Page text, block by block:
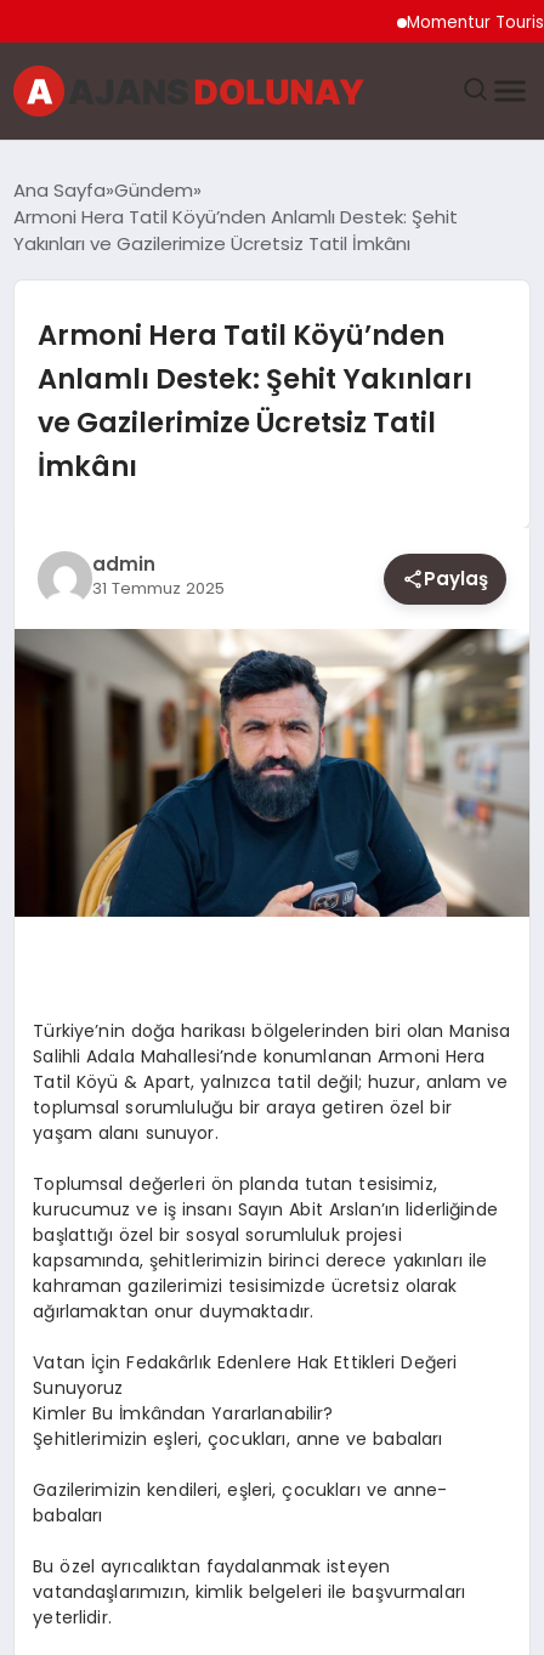
Momentur Tourism &
EĞITIM
GÜNCEL
SAĞLIK
SPOR
Ana Sayfa Gündem
Armoni Hera Tatil Köyü’nden Anlamlı Destek: Şehit
Yakınları ve Gazilerimize Ücretsiz Tatil İmkânı
Armoni Hera Tatil Köyü’nden
Anlamlı Destek: Şehit Yakınları
ve Gazilerimize Ücretsiz Tatil
İmkânı
admin
31 Temmuz 2025 Paylaş
Türkiye’nin doğa harikası bölgelerinden biri olan Manisa
Salihli Adala Mahallesi’nde konumlanan Armoni Hera
Tatil Köyü & Apart, yalnızca tatil değil; huzur, anlam ve
toplumsal sorumluluğu bir araya getiren özel bir
yaşam alanı sunuyor.
Toplumsal değerleri ön planda tutan tesisimiz,
kurucumuz ve iş insanı Sayın Abit Arslan’ın liderliğinde
başlattığı özel bir sosyal sorumluluk projesi
kapsamında, şehitlerimizin birinci derece yakınları ile
kahraman gazilerimizi tesisimizde ücretsiz olarak
ağırlamaktan onur duymaktadır.
Vatan İçin Fedakârlık Edenlere Hak Ettikleri Değeri
Sunuyoruz
Kimler Bu İmkândan Yararlanabilir?
Şehitlerimizin eşleri, çocukları, anne ve babaları
Gazilerimizin kendileri, eşleri, çocukları ve anne-
babaları
Bu özel ayrıcalıktan faydalanmak isteyen
vatandaşlarımızın, kimlik belgeleri ile başvurmaları
yeterlidir.